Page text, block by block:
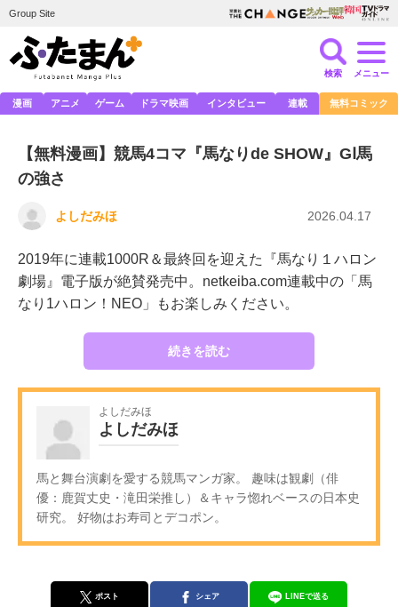
Group Site
検索 メニュー
漫画 アニメ ゲーム ドラマ映画 インタビュー 連載 無料コミック
【無料漫画】競馬4コマ『馬なりde SHOW』GⅠ馬
の強さ
よしだみほ 2026.04.17
2019年に連載1000R＆最終回を迎えた『馬なり１ハロン
劇場』電子版が絶賛発売中。netkeiba.com連載中の「馬
なり1ハロン！NEO」もお楽しみください。
続きを読む
よしだみほ
よしだみほ
馬と舞台演劇を愛する競馬マンガ家。 趣味は観劇（俳
優：鹿賀丈史・滝田栄推し）＆キャラ惚れベースの日本史
研究。 好物はお寿司とデコポン。
ポスト シェア LINEで送る